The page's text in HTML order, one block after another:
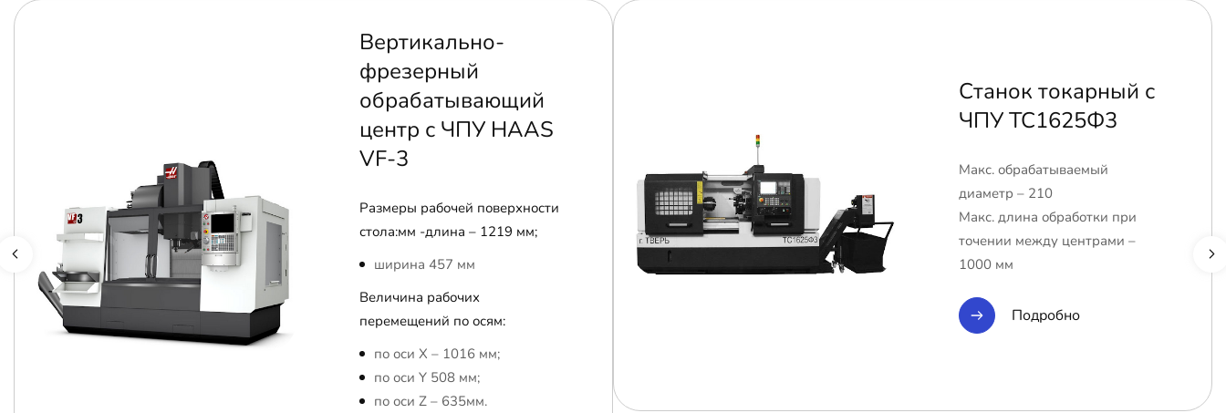
Вертикально-
фрезерный
обрабатывающий
центр с ЧПУ HAAS
VF-3
Размеры рабочей поверхности
стола:мм -длина – 1219 мм;
ширина 457 мм
Величина рабочих
перемещений по осям:
по оси Х – 1016 мм;
по оси Y 508 мм;
по оси Z – 635мм.
Станок токарный с
ЧПУ ТС1625Ф3
Макс. обрабатываемый
диаметр – 210
Макс. длина обработки при
точении между центрами –
1000 мм
Подробно